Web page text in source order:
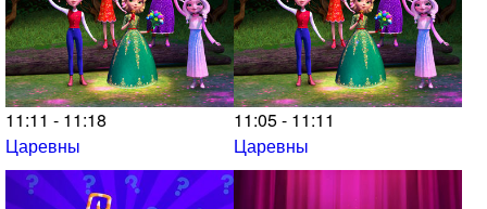
11:11 - 11:18
Царевны
11:05 - 11:11
Царевны